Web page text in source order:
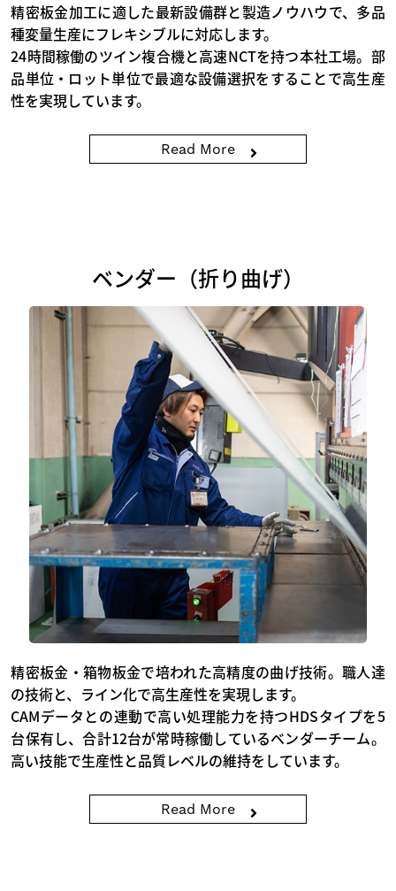
精密板金加工に適した最新設備群と製造ノウハウで、多品
種変量生産にフレキシブルに対応します。
24時間稼働のツイン複合機と高速NCTを持つ本社工場。部
品単位・ロット単位で最適な設備選択をすることで高生産
性を実現しています。
Read More
ベンダー（折り曲げ）
精密板金・箱物板金で培われた高精度の曲げ技術。職人達
の技術と、ライン化で高生産性を実現します。
CAMデータとの連動で高い処理能力を持つHDSタイプを5
台保有し、合計12台が常時稼働しているベンダーチーム。
高い技能で生産性と品質レベルの維持をしています。
Read More